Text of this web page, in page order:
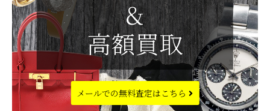
&
高額買取
メールでの無料査定はこちら